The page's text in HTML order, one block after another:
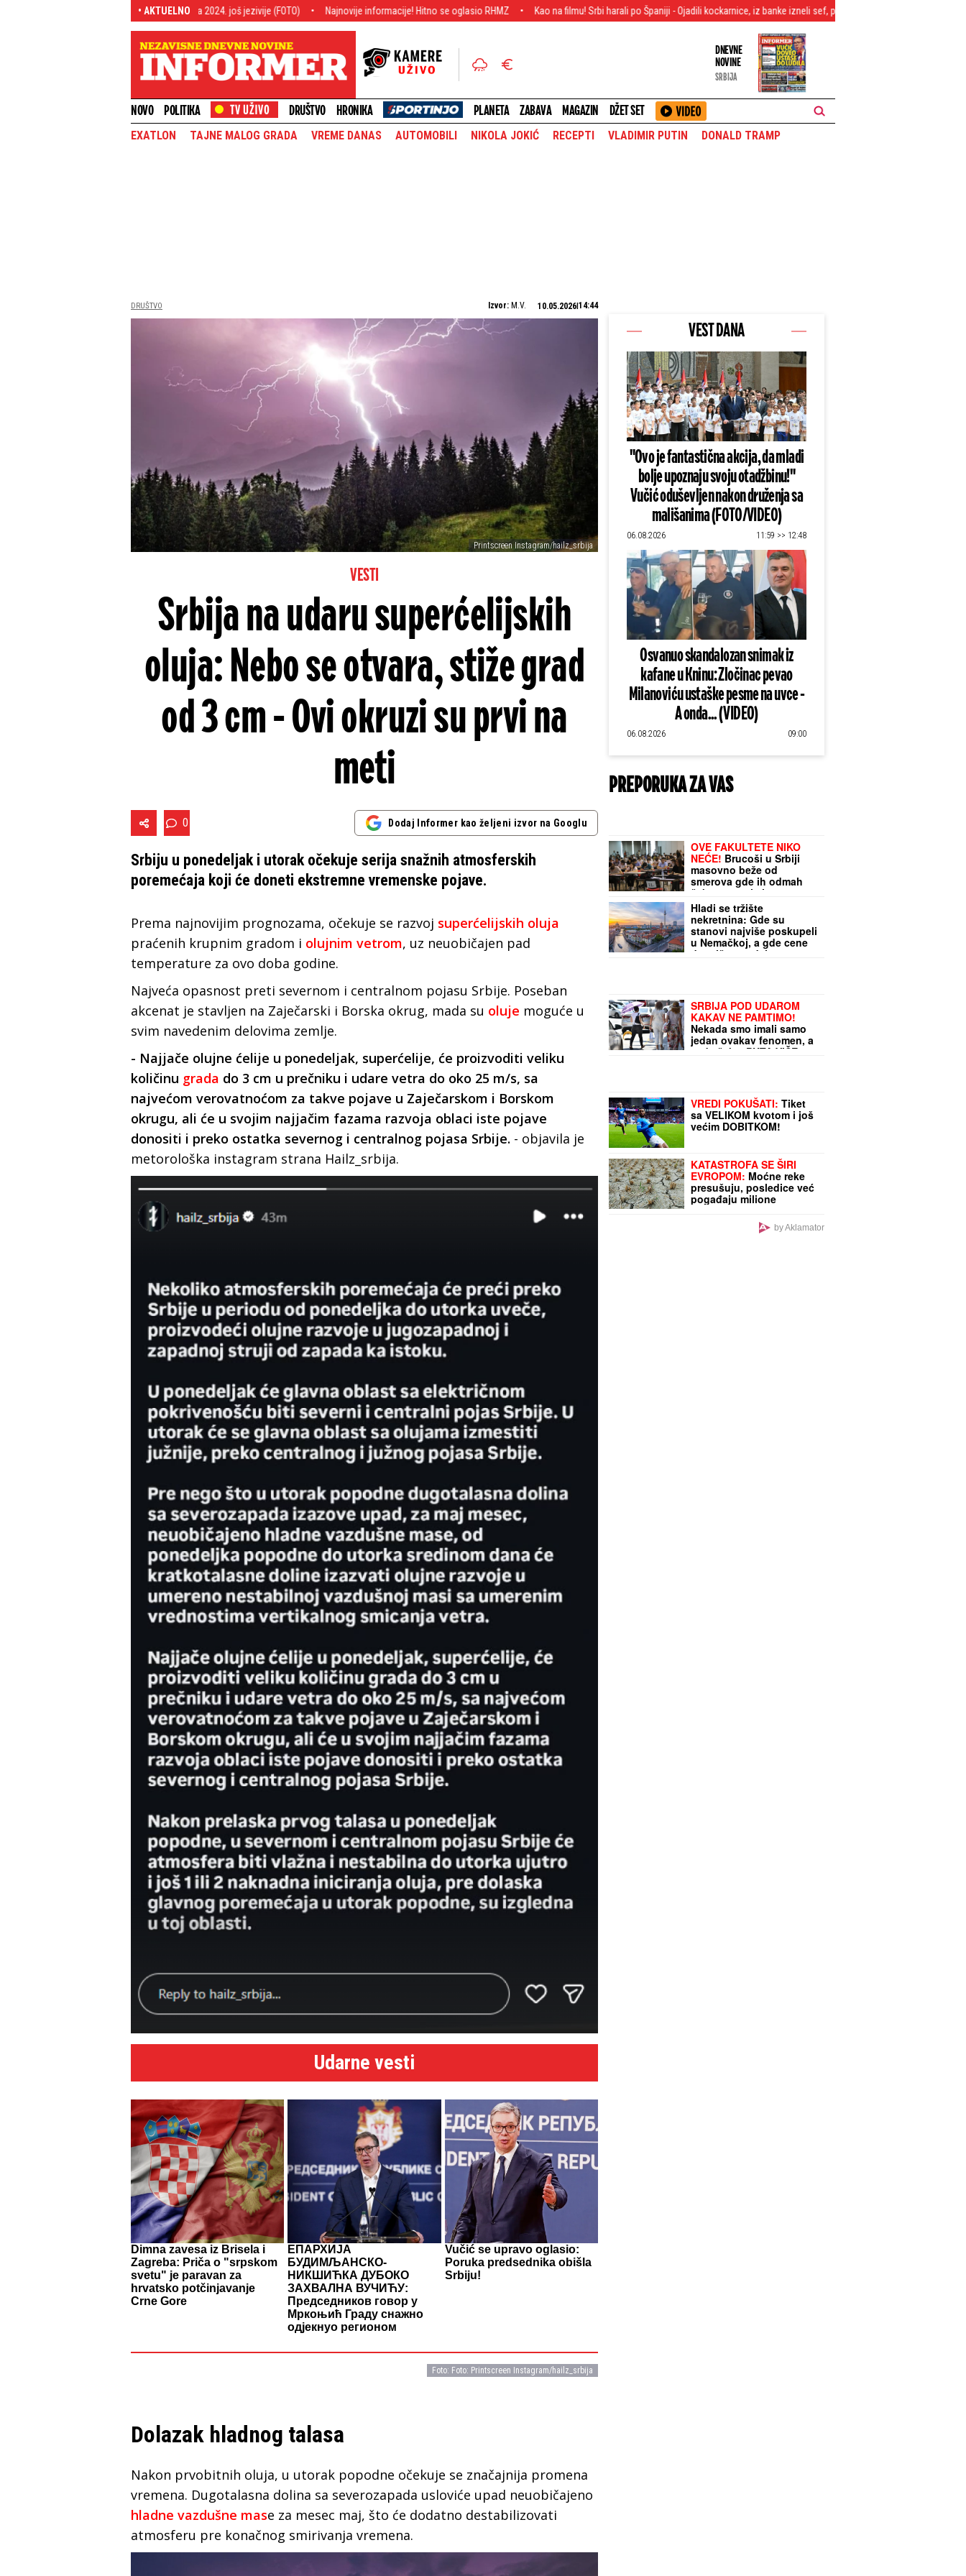
• AKTUELNO
ali su objave iz novembra 2024. još jezivije (FOTO) Najnovije informacije! Hitno se oglasio RHMZ Kao na filmu! Srbi harali po Španiji - Ojadili kockarnice, iz banke izneli sef, pa plen prevozili ukradenim luks vozilima (FOTO)
DNEVNE
NOVINE
SRBIJA
NOVO POLITIKA DRUŠTVO HRONIKA PLANETA ZABAVA MAGAZIN DŽET SET
EXATLON TAJNE MALOG GRADA VREME DANAS AUTOMOBILI NIKOLA JOKIĆ RECEPTI VLADIMIR PUTIN DONALD TRAMP
DRUŠTVO Izvor: M.V. 10.05.2026 14:44
Printscreen Instagram/hailz_srbija
VESTI
Srbija na udaru superćelijskih
oluja: Nebo se otvara, stiže grad
od 3 cm - Ovi okruzi su prvi na
meti
0 Dodaj Informer kao željeni izvor na Googlu
Srbiju u ponedeljak i utorak očekuje serija snažnih atmosferskih
poremećaja koji će doneti ekstremne vremenske pojave.
Prema najnovijim prognozama, očekuje se razvoj superćelijskih oluja
praćenih krupnim gradom i olujnim vetrom, uz neuobičajen pad
temperature za ovo doba godine.
Najveća opasnost preti severnom i centralnom pojasu Srbije. Poseban
akcenat je stavljen na Zaječarski i Borska okrug, mada su oluje moguće u
svim navedenim delovima zemlje.
- Najjače olujne ćelije u ponedeljak, superćelije, će proizvoditi veliku
količinu grada do 3 cm u prečniku i udare vetra do oko 25 m/s, sa
najvećom verovatnoćom za takve pojave u Zaječarskom i Borskom
okrugu, ali će u svojim najjačim fazama razvoja oblaci iste pojave
donositi i preko ostatka severnog i centralnog pojasa Srbije. - objavila je
metorološka instagram strana Hailz_srbija.
Udarne vesti
Dimna zavesa iz Brisela i
Zagreba: Priča o "srpskom
svetu" je paravan za
hrvatsko potčinjavanje
Crne Gore
ЕПАРХИЈА
БУДИМЉАНСКО-
НИКШИЋКА ДУБОКО
ЗАХВАЛНА ВУЧИЋУ:
Председников говор у
Мркоњић Граду снажно
одјекнуо регионом
Vučić se upravo oglasio:
Poruka predsednika obišla
Srbiju!
Foto: Foto: Printscreen Instagram/hailz_srbija
Dolazak hladnog talasa
Nakon prvobitnih oluja, u utorak popodne očekuje se značajnija promena
vremena. Dugotalasna dolina sa severozapada usloviće upad neuobičajeno
hladne vazdušne mase za mesec maj, što će dodatno destabilizovati
atmosferu pre konačnog smirivanja vremena.
VEST DANA
"Ovo je fantastična akcija, da mladi
bolje upoznaju svoju otadžbinu!"
Vučić oduševljen nakon druženja sa
mališanima (FOTO/VIDEO)
06.08.2026 11:59 >> 12:48
Osvanuo skandalozan snimak iz
kafane u Kninu: Zločinac pevao
Milanoviću ustaške pesme na uvce -
A onda... (VIDEO)
06.08.2026 09:00
PREPORUKA ZA VAS
OVE FAKULTETE NIKO
NEĆE! Brucoši u Srbiji
masovno beže od
smerova gde ih odmah
čeka posao i sigurna
plata
Hladi se tržište
nekretnina: Gde su
stanovi najviše poskupeli
u Nemačkoj, a gde cene
drastično padaju -
SRBIJA POD UDAROM
KAKAV NE PAMTIMO!
Nekada smo imali samo
jedan ovakav fenomen, a
sada čak 4 PUTA VIŠE:
VREDI POKUŠATI: Tiket
sa VELIKOM kvotom i još
većim DOBITKOM!
KATASTROFA SE ŠIRI
EVROPOM: Moćne reke
presušuju, posledice već
pogađaju milione
by Aklamator